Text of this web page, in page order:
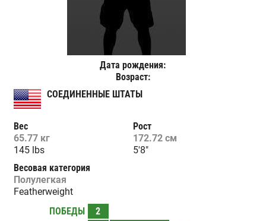
Дата рождения:
Возраст:
СОЕДИНЕННЫЕ ШТАТЫ
Вес
65.77 кг
145 lbs
Рост
172.72 см
5'8"
Весовая категория
Полулегкая
Featherweight
ПОБЕДЫ
2